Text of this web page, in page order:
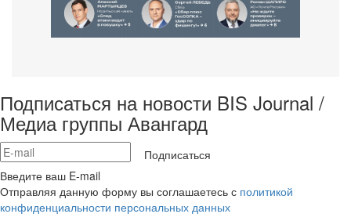
Подписаться на новости BIS Journal /
Медиа группы Авангард
Подписаться
Введите ваш E-mail
Отправляя данную форму вы соглашаетесь с политикой
конфиденциальности персональных данных